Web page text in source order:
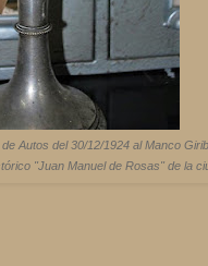
Autos del 30/12/1924 al Manco
"Juan Manuel de Rosas" de la